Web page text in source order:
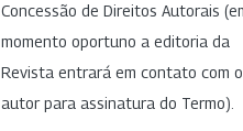
Concessão de Direitos Autorais
momento oportuno a editoria da
Revista entrará em contato com o
autor para assinatura do Termo).